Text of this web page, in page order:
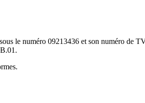
le numéro 09213436 et son numéro de